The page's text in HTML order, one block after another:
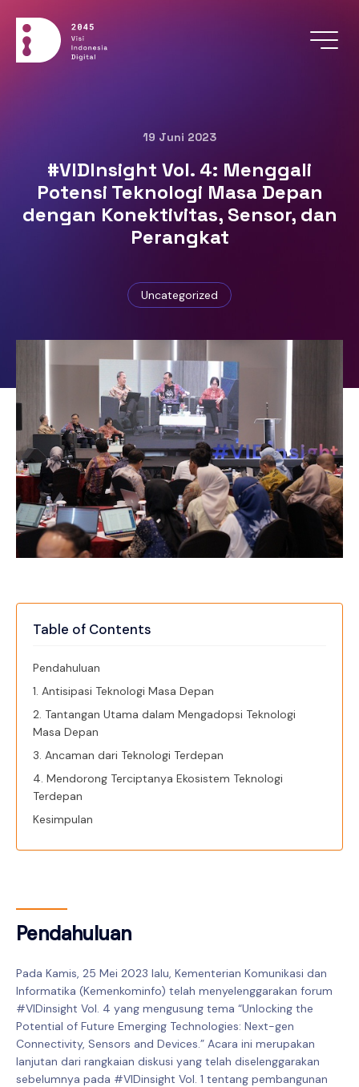
19 Juni 2023
#VIDInsight Vol. 4: Menggali
Potensi Teknologi Masa Depan
dengan Konektivitas, Sensor, dan
Perangkat
Uncategorized
Table of Contents
Pendahuluan
1. Antisipasi Teknologi Masa Depan
2. Tantangan Utama dalam Mengadopsi Teknologi
Masa Depan
3. Ancaman dari Teknologi Terdepan
4. Mendorong Terciptanya Ekosistem Teknologi
Terdepan
Kesimpulan
Pendahuluan
Pada Kamis, 25 Mei 2023 lalu, Kementerian Komunikasi dan
Informatika (Kemenkominfo) telah menyelenggarakan forum
#VIDinsight Vol. 4 yang mengusung tema “Unlocking the
Potential of Future Emerging Technologies: Next-gen
Connectivity, Sensors and Devices.” Acara ini merupakan
lanjutan dari rangkaian diskusi yang telah diselenggarakan
sebelumnya pada #VIDinsight Vol. 1 tentang pembangunan